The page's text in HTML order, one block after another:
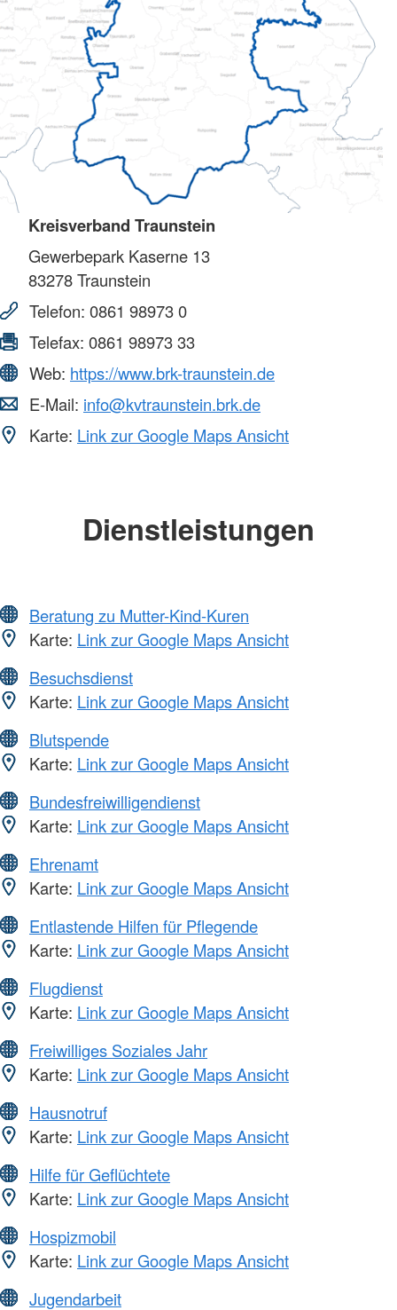
Kreisverband Traunstein
Gewerbepark Kaserne 13
83278Traunstein
Telefon: 0861 98973 0
Telefax: 0861 98973 33
Web: https://www.brk-traunstein.de
E-Mail: info@kvtraunstein.brk.de
Karte: Link zur Google Maps Ansicht
Dienstleistungen
Beratung zu Mutter-Kind-Kuren
Karte: Link zur Google Maps Ansicht
Besuchsdienst
Karte: Link zur Google Maps Ansicht
Blutspende
Karte: Link zur Google Maps Ansicht
Bundesfreiwilligendienst
Karte: Link zur Google Maps Ansicht
Ehrenamt
Karte: Link zur Google Maps Ansicht
Entlastende Hilfen für Pflegende
Karte: Link zur Google Maps Ansicht
Flugdienst
Karte: Link zur Google Maps Ansicht
Freiwilliges Soziales Jahr
Karte: Link zur Google Maps Ansicht
Hausnotruf
Karte: Link zur Google Maps Ansicht
Hilfe für Geflüchtete
Karte: Link zur Google Maps Ansicht
Hospizmobil
Karte: Link zur Google Maps Ansicht
Jugendarbeit